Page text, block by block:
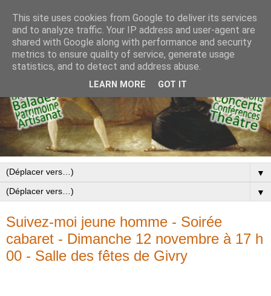
▼
▼
Suivez-moi jeune homme - Soirée
cabaret - Dimanche 12 novembre à 17 h
00 - Salle des fêtes de Givry
This site uses cookies from Google to deliver its services
and to analyze traffic. Your IP address and user-agent are
shared with Google along with performance and security
metrics to ensure quality of service, generate usage
statistics, and to detect and address abuse.
LEARN MORE GOT IT